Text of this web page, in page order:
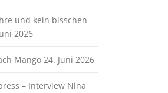
und kein bisschen
2026
Mango 24. Juni 2026
– Interview Nina